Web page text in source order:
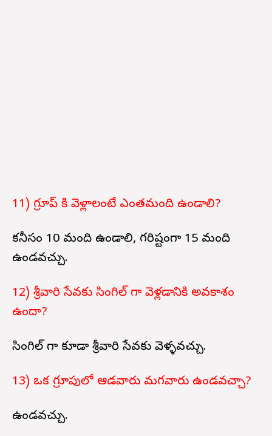
11) గ్రూప్ కి వెళ్లాలంటే ఎంతమంది ఉండాలి?
కనీసం 10 మంది ఉండాలి, గరిష్టంగా 15 మంది
ఉండవచ్చు.
12) శ్రీవారి సేవకు సింగిల్ గా వెళ్లడానికి అవకాశం
ఉందా?
సింగిల్ గా కూడా శ్రీవారి సేవకు వెళ్ళవచ్చు.
13) ఒక గ్రూపులో ఆడవారు మగవారు ఉండవచ్చా?
ఉండవచ్చు.